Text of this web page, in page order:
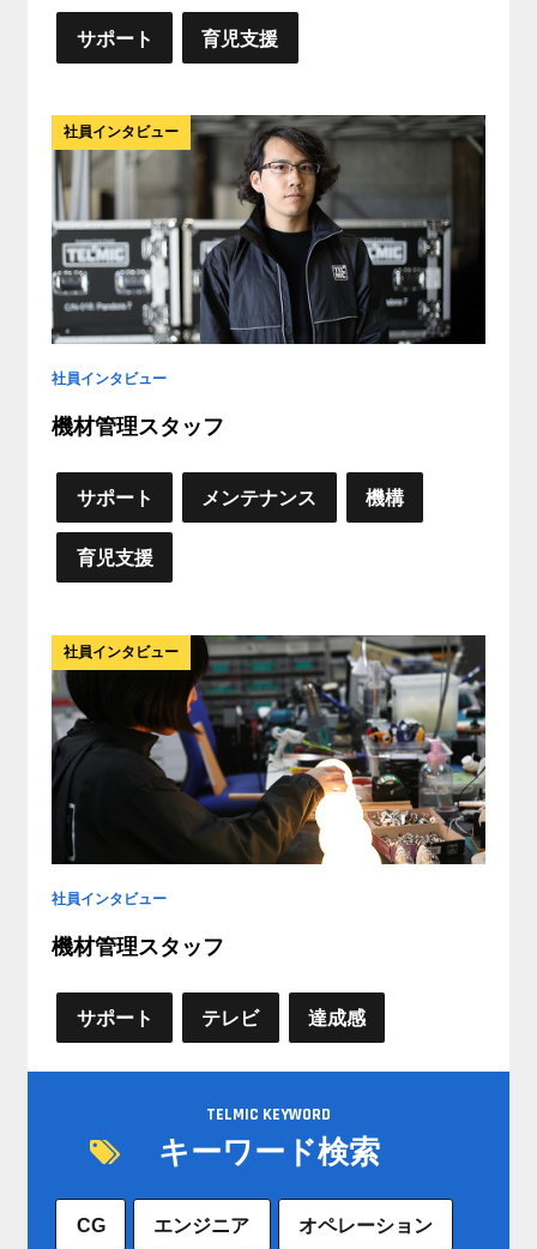
サポート 育児支援
社員インタビュー
社員インタビュー
機材管理スタッフ
サポート メンテナンス 機構
育児支援
社員インタビュー
社員インタビュー
機材管理スタッフ
サポート テレビ 達成感
TELMIC KEYWORD
キーワード検索
CG エンジニア オペレーション